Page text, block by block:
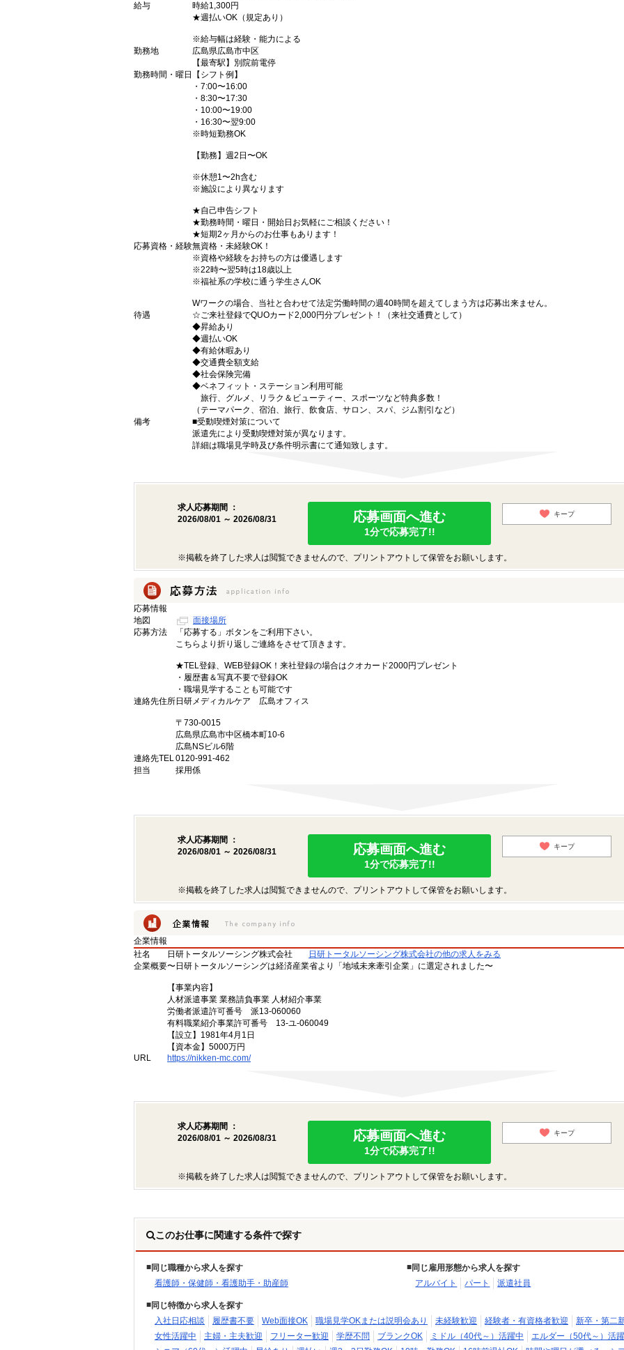
給与
時給1,300円
★週払いOK（規定あり）
※給与幅は経験・能力による
勤務地
広島県広島市中区
【最寄駅】別院前電停
勤務時間・曜日
【シフト例】
・7:00〜16:00
・8:30〜17:30
・10:00〜19:00
・16:30〜翌9:00
※時短勤務OK
【勤務】週2日〜OK
※休憩1〜2h含む
※施設により異なります
★自己申告シフト
★勤務時間・曜日・開始日お気軽にご相談ください！
★短期2ヶ月からのお仕事もあります！
応募資格・経験無資格・未経験OK！
※資格や経験をお持ちの方は優遇します
※22時〜翌5時は18歳以上
※福祉系の学校に通う学生さんOK
Wワークの場合、当社と合わせて法定労働時間の週40時間を超えてしまう方は応募出来ません。
待遇
☆ご来社登録でQUOカード2,000円分プレゼント！（来社交通費として）
◆昇給あり
◆週払いOK
◆有給休暇あり
◆交通費全額支給
◆社会保険完備
◆ベネフィット・ステーション利用可能
旅行、グルメ、リラク＆ビューティー、スポーツなど特典多数！
（テーマパーク、宿泊、旅行、飲食店、サロン、スパ、ジム割引など）
備考
■受動喫煙対策について
派遣先により受動喫煙対策が異なります。
詳細は職場見学時及び条件明示書にて通知致します。
求人応募期間 ：
2026/08/01 ～ 2026/08/31
応募画面へ進む
1分で応募完了!!
キープ
※掲載を終了した求人は閲覧できませんので、プリントアウトして保管をお願いします。
応募情報
地図
面接場所
応募方法
「応募する」ボタンをご利用下さい。
こちらより折り返しご連絡をさせて頂きます。
★TEL登録、WEB登録OK！来社登録の場合はクオカード2000円プレゼント
・履歴書＆写真不要で登録OK
・職場見学することも可能です
連絡先住所日研メディカルケア 広島オフィス
〒730-0015
広島県広島市中区橋本町10-6
広島NSビル6階
連絡先TEL0120-991-462
担当
採用係
求人応募期間 ：
2026/08/01 ～ 2026/08/31
応募画面へ進む
1分で応募完了!!
キープ
※掲載を終了した求人は閲覧できませんので、プリントアウトして保管をお願いします。
企業情報
社名
日研トータルソーシング株式会社
日研トータルソーシング株式会社の他の求人をみる
企業概要〜日研トータルソーシングは経済産業省より「地域未来牽引企業」に選定されました〜
【事業内容】
人材派遣事業 業務請負事業 人材紹介事業
労働者派遣許可番号 派13-060060
有料職業紹介事業許可番号 13-ユ-060049
【設立】1981年4月1日
【資本金】5000万円
URL
https://nikken-mc.com/
求人応募期間 ：
2026/08/01 ～ 2026/08/31
応募画面へ進む
1分で応募完了!!
キープ
※掲載を終了した求人は閲覧できませんので、プリントアウトして保管をお願いします。
このお仕事に関連する条件で探す
同じ職種から求人を探す
看護師・保健師・看護助手・助産師
同じ雇用形態から求人を探す
アルバイト
パート 派遣社員
同じ特徴から求人を探す
入社日応相談
履歴書不要 Web面接OK 職場見学OKまたは説明会あり 未経験歓迎 経験者・有資格者歓迎
新卒・第二
女性活躍中
主婦・主夫歓迎 フリーター歓迎 学歴不問 ブランクOK ミドル（40代～）活躍中
エルダー（50代～）活